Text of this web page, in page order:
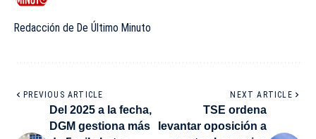
Redacción de De Último Minuto
PREVIOUS ARTICLE
Del 2025 a la fecha,
DGM gestiona más
NEXT ARTICLE
TSE ordena
levantar oposición a